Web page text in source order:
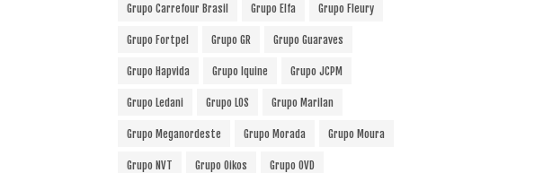
Grupo Carrefour Brasil Grupo Elfa Grupo Fleury
Grupo Fortpel Grupo GR Grupo Guaraves
Grupo Hapvida Grupo Iquine Grupo JCPM
Grupo Ledani Grupo LOS Grupo Marilan
Grupo Meganordeste Grupo Morada Grupo Moura
Grupo NVT Grupo Oikos Grupo OVD